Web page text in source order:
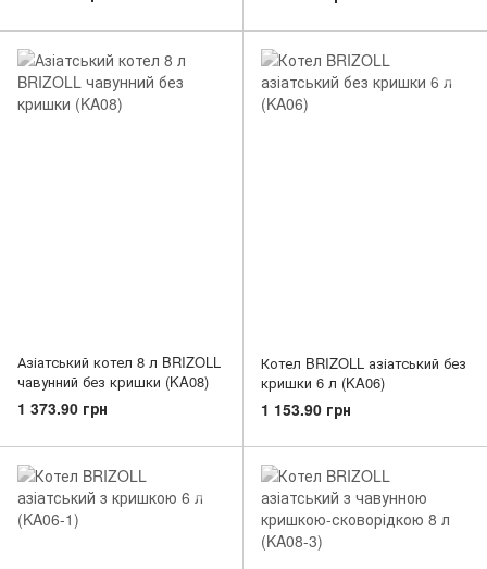
Азіатський котел 8 л BRIZOLL
чавунний без кришки (KA08)
1 373.90 грн
Котел BRIZOLL азіатський без
кришки 6 л (KA06)
1 153.90 грн